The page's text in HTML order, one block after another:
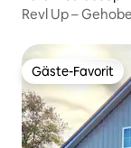
Revl Up –
Gäste-Favorit
Gäste-Favorit